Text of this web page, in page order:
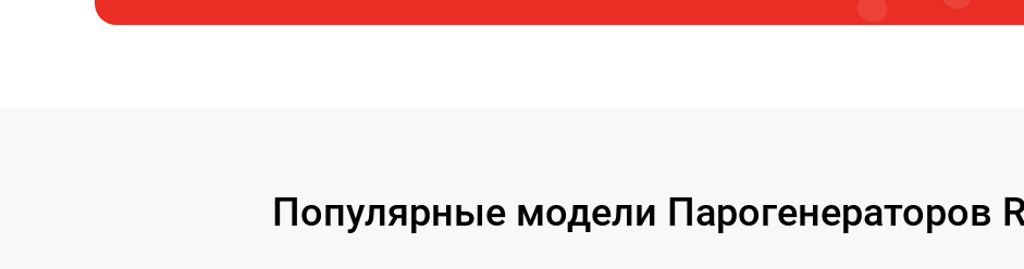
Популярные модели Парогенераторов